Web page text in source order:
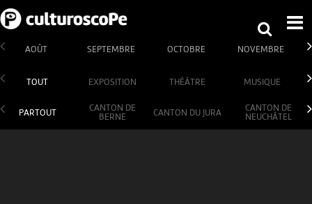
AOÛT SEPTEMBRE OCTOBRE NOVEMBRE
TOUT EXPOSITION THÉÂTRE MUSIQUE
PARTOUT
CANTON DE
BERNE
CANTON DU JURA
CANTON DE
NEUCHÂTEL